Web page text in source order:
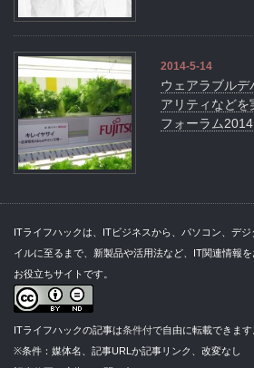
2014-5-14
ウェアラブルデ
アリティなどを
フォーラム2014
ITライフハックは、ITビジネスから、パソコン、デ
イルに至るまで、新製品や活用法など、IT関連情報
お役立ちサイトです。
ITライフハックの記事は条件付で自由に転載できます
※条件：媒体名、記事URLか記事リンク、改変なし